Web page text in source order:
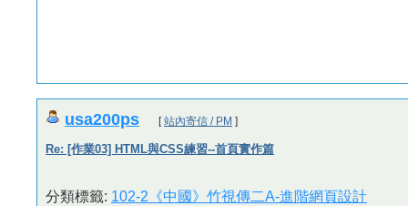
usa200ps [站內寄信 / PM ]
Re: [作業03] HTML與CSS練習--首頁實作篇
分類標籤: 102-2《中國》竹視傳二A-進階網頁設計